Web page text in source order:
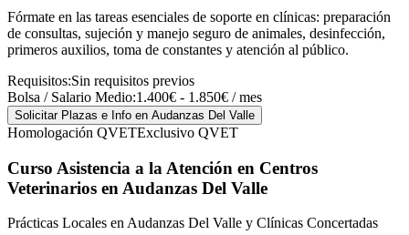
Fórmate en las tareas esenciales de soporte en clínicas: preparación
de consultas, sujeción y manejo seguro de animales, desinfección,
primeros auxilios, toma de constantes y atención al público.
Requisitos:Sin requisitos previos
Bolsa / Salario Medio:1.400€ - 1.850€ / mes
Solicitar Plazas e Info en Audanzas Del Valle
Homologación QVETExclusivo QVET
Curso Asistencia a la Atención en Centros
Veterinarios en Audanzas Del Valle
Prácticas Locales en Audanzas Del Valle y Clínicas Concertadas